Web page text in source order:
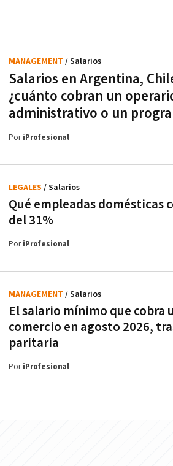
Salarios en Argentina,
¿cuánto cobran un
administrativo o un
MANAGEMENT / Salarios
PoriProfesional
Qué empleadas domésticas
del 31%
LEGALES / Salarios
PoriProfesional
El salario mínimo que cobra
comercio en agosto 2026,
paritaria
MANAGEMENT / Salarios
PoriProfesional